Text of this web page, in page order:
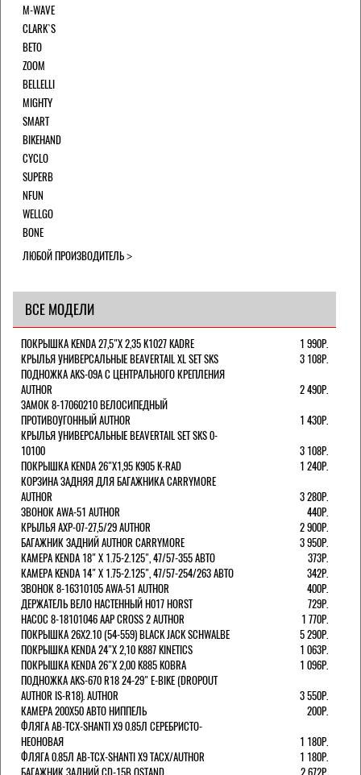
M-WAVE
CLARK`S
BETO
ZOOM
BELLELLI
MIGHTY
SMART
BIKEHAND
CYCLO
SUPERB
NFUN
WELLGO
BONE
ЛЮБОЙ ПРОИЗВОДИТЕЛЬ
ВСЕ МОДЕЛИ
ПОКРЫШКА KENDA 27,5"Х 2,35 K1027 KADRE
1 990Р.
КРЫЛЬЯ УНИВЕРСАЛЬНЫЕ BEAVERTAIL XL SET SKS
3 108Р.
ПОДНОЖКА AKS-09A C ЦЕНТРАЛЬНОГО КРЕПЛЕНИЯ
AUTHOR
2 490Р.
ЗАМОК 8-17060210 ВЕЛОСИПЕДНЫЙ
ПРОТИВОУГОННЫЙ AUTHOR
1 430Р.
КРЫЛЬЯ УНИВЕРСАЛЬНЫЕ BEAVERTAIL SET SKS 0-
10100
3 108Р.
ПОКРЫШКА KENDA 26"Х1,95 K905 K-RAD
1 240Р.
КОРЗИНА ЗАДНЯЯ ДЛЯ БАГАЖНИКА CARRYMORE
AUTHOR
3 280Р.
ЗВОНОК AWA-51 AUTHOR
440Р.
КРЫЛЬЯ AXP-07-27,5/29 AUTHOR
2 900Р.
БАГАЖНИК ЗАДНИЙ AUTHOR CARRYMORE
3 950Р.
КАМЕРА KENDA 18" Х 1.75-2.125", 47/57-355 АВТО
373Р.
КАМЕРА KENDA 14" Х 1.75-2.125", 47/57-254/263 АВТО
342Р.
ЗВОНОК 8-16310105 AWA-51 AUTHOR
400Р.
ДЕРЖАТЕЛЬ ВЕЛО НАСТЕННЫЙ H017 HORST
729Р.
НАСОС 8-18101046 AAP CROSS 2 AUTHOR
1 770Р.
ПОКРЫШКА 26X2.10 (54-559) BLACK JACK SCHWALBE
5 290Р.
ПОКРЫШКА KENDA 24"Х 2,10 K887 KINETICS
1 063Р.
ПОКРЫШКА KENDA 26"Х 2,00 K885 KOBRA
1 096Р.
ПОДНОЖКА AKS-670 R18 24-29" E-BIKE (DROPOUT
AUTHOR IS-R18). AUTHOR
3 550Р.
КАМЕРА 200Х50 АВТО НИППЕЛЬ
200Р.
ФЛЯГА AB-TCX-SHANTI X9 0.85Л СЕРЕБРИСТО-
НЕОНОВАЯ
1 180Р.
ФЛЯГА 0.85Л AB-TCX-SHANTI X9 TACX/AUTHOR
1 180Р.
БАГАЖНИК ЗАДНИЙ CD-15B OSTAND
2 672Р.